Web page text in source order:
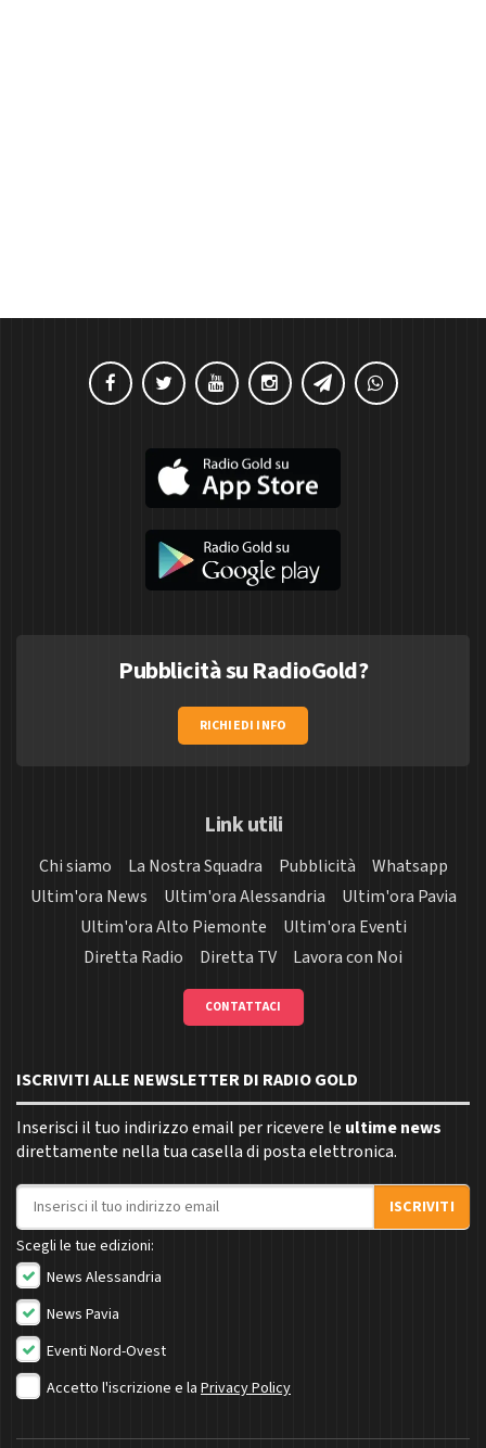
Pubblicità su RadioGold?
RICHIEDI INFO
Link utili
Chi siamo La Nostra Squadra Pubblicità
Whatsapp
Ultim'ora News
Ultim'ora Alessandria
Ultim'ora Pavia
Ultim'ora Alto Piemonte
Ultim'ora Eventi
Diretta Radio
Diretta TV Lavora con Noi
CONTATTACI
ISCRIVITI ALLE NEWSLETTER DI RADIO GOLD
Inserisci il tuo indirizzo email per ricevere le ultime news
direttamente nella tua casella di posta elettronica.
Indirizzo email
ISCRIVITI
Scegli le tue edizioni:
News Alessandria
News Pavia
Eventi Nord-Ovest
Accetto l'iscrizione e la Privacy Policy